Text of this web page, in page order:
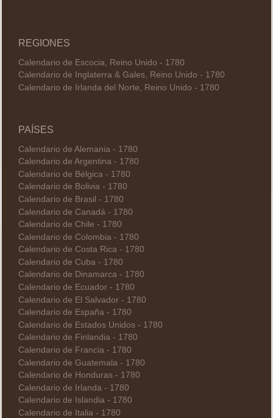
REGIONES
Calendario de Escocia, Reino Unido - 1780
Calendario de Inglaterra & Gales, Reino Unido - 1780
Calendario de Irlanda del Norte, Reino Unido - 1780
PAÍSES
Calendario de Alemania - 1780
Calendario de Argentina - 1780
Calendario de Bélgica - 1780
Calendario de Bolivia - 1780
Calendario de Brasil - 1780
Calendario de Canadá - 1780
Calendario de Chile - 1780
Calendario de Colombia - 1780
Calendario de Costa Rica - 1780
Calendario de Cuba - 1780
Calendario de Dinamarca - 1780
Calendario de Ecuador - 1780
Calendario de El Salvador - 1780
Calendario de España - 1780
Calendario de Estados Unidos - 1780
Calendario de Finlandia - 1780
Calendario de Francia - 1780
Calendario de Guatemala - 1780
Calendario de Honduras - 1780
Calendario de Irlanda - 1780
Calendario de Islandia - 1780
Calendario de Italia - 1780